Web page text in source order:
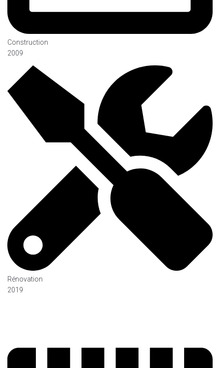
Construction
2009
Rénovation
2019